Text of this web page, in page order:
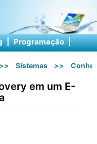
| Programação |
>> Sistemas >>
em um E-